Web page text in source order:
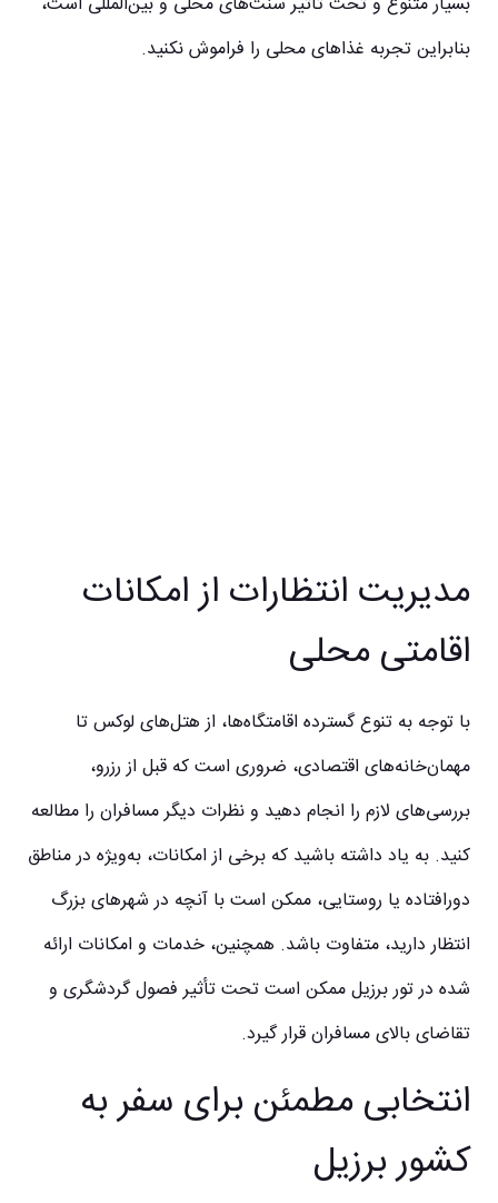
بنابراین تجربه غذاهای محلی را فراموش نکنید.
مدیریت انتظارات از امکانات
اقامتی محلی
با توجه به تنوع گسترده اقامتگاه‌ها، از هتل‌های لوکس تا
مهمان‌خانه‌های اقتصادی، ضروری است که قبل از رزرو،
بررسی‌های لازم را انجام دهید و نظرات دیگر مسافران را مطالعه
کنید. به یاد داشته باشید که برخی از امکانات، به‌ویژه در مناطق
دورافتاده یا روستایی، ممکن است با آنچه در شهرهای بزرگ
انتظار دارید، متفاوت باشد. همچنین، خدمات و امکانات ارائه
شده در تور برزیل ممکن است تحت تأثیر فصول گردشگری و
تقاضای بالای مسافران قرار گیرد.
انتخابی مطمئن برای سفر به
کشور برزیل